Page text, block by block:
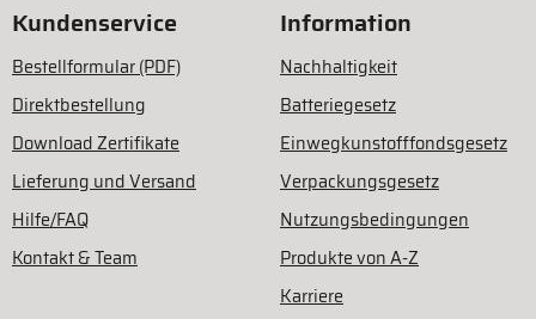
Kundenservice
Bestellformular (PDF)
Direktbestellung
Download Zertifikate
Lieferung und Versand
Hilfe/FAQ
Kontakt & Team
Information
Nachhaltigkeit
Batteriegesetz
Einwegkunstofffondsgesetz
Verpackungsgesetz
Nutzungsbedingungen
Produkte von A-Z
Karriere